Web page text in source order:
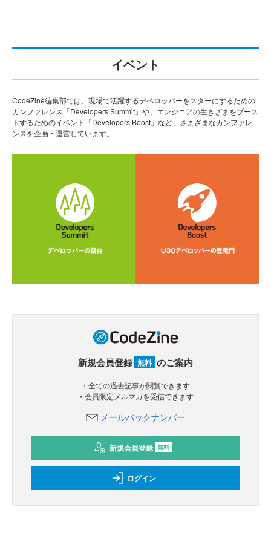
イベント
CodeZine編集部では、現場で活躍するデベロッパーをスターにするための
カンファレンス「Developers Summit」や、エンジニアの生きざまをブース
トするためのイベント「Developers Boost」など、さまざまなカンファレ
ンスを企画・運営しています。
新規会員登録 無料 のご案内
・全ての過去記事が閲覧できます
・会員限定メルマガを受信できます
メールバックナンバー
新規会員登録 無料
ログイン